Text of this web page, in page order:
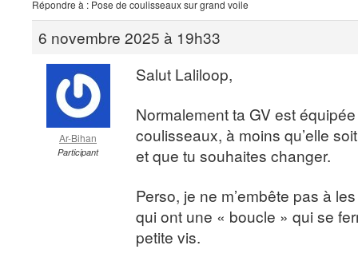
Répondre à : Pose de coulisseaux sur grand voile
6 novembre 2025 à 19h33
Ar-Bihan
Participant
Salut Laliloop,
Normalement ta GV est
coulisseaux, à moins qu’elle
et que tu souhaites changer.
Perso, je ne m’embête pas à
qui ont une « boucle » qui se
petite vis.